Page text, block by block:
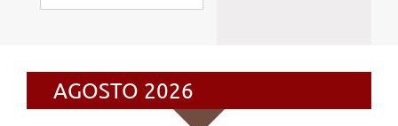
Views
AGOSTO 2026